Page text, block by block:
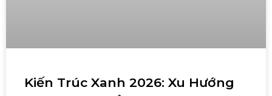
Kiến Trúc Xanh 2026: Xu Hướng